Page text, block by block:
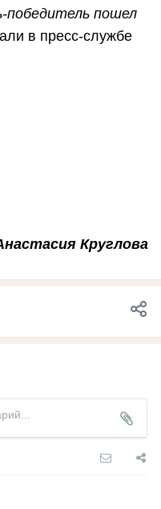
победитель пошел
в пресс-службе
Круглова